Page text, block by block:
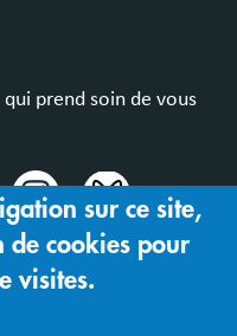
prend soin de vous
|
conforme
sur ce site,
de cookies pour
visites.